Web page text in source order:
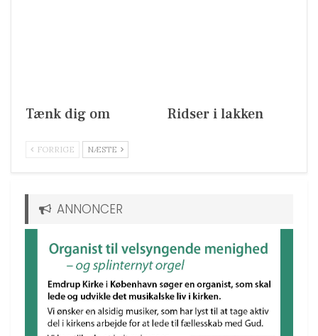
Tænk dig om Ridser i lakken
FORRIGE NÆSTE
ANNONCER